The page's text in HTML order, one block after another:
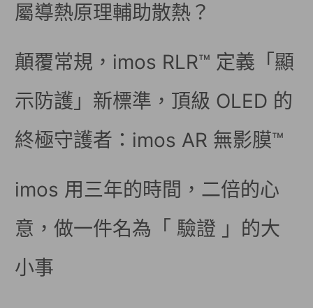
屬導熱原理輔助散熱？
顛覆常規，imos RLR™ 定義「顯
示防護」新標準，頂級 OLED 的
終極守護者：imos AR 無影膜™
imos 用三年的時間，二倍的心
意，做一件名為「 驗證 」的大
小事